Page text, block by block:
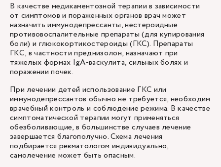
В качестве медикаментозной терапии в зависимости
от симптомов и пораженных органов врач может
назначить иммунодепрессанты, нестероидные
противовоспалительные препараты (для купирования
боли) и глюкокортикостероиды (ГКС). Препараты
ГКС, в частности преднизолон, назначают при
тяжелых формах IgA-васкулита, сильных болях и
поражении почек.
При лечении детей использование ГКС или
иммунодепрессантов обычно не требуется, необходим
врачебный контроль и соблюдение режима. В качестве
симптоматической терапии могут применяться
обезболивающие, в большинстве случаев лечение
завершается благополучно. Схема лечения
подбирается ревматологом индивидуально,
самолечение может быть опасным.